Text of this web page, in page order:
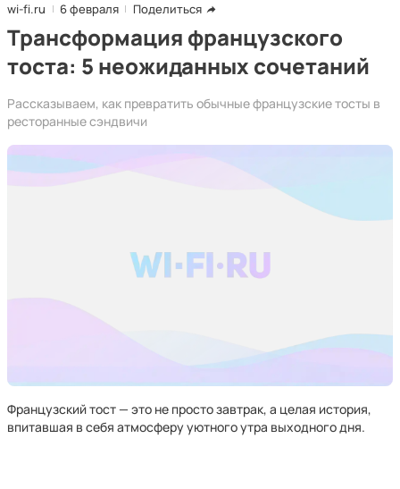
wi-fi.ru 6 февраля Поделиться
Трансформация французского
тоста: 5 неожиданных сочетаний
Рассказываем, как превратить обычные французские тосты в
ресторанные сэндвичи
Французский тост — это не просто завтрак, а целая история,
впитавшая в себя атмосферу уютного утра выходного дня.